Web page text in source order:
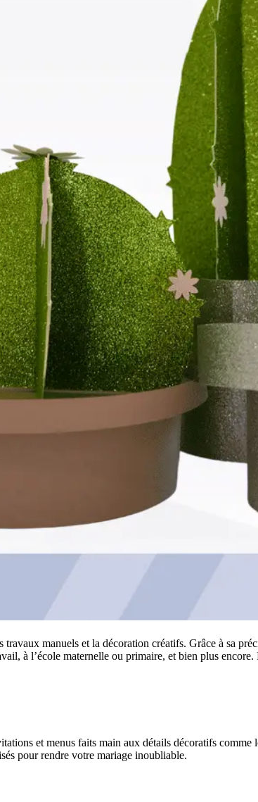
manuels et la décoration créatifs. Grâce à sa
à l’école maternelle ou primaire, et bien plus
et menus faits main aux détails décoratifs comme
pour rendre votre mariage inoubliable.